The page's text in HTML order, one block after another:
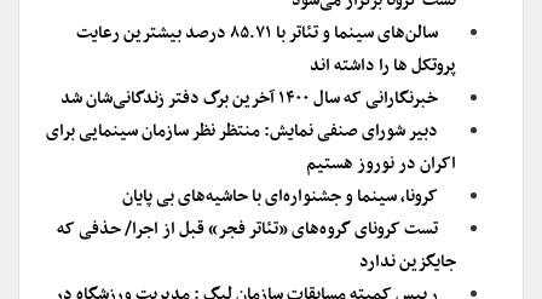
سالن‌های سینما و تئاتر با ۸۵.۷۱ درصد بیشترین رعایت
پروتکل ها را داشته اند
خبرنگارانی که سال ۱۴۰۰ آخرین برگ دفتر زندگانی‌شان شد
دبیر شورای صنفی نمایش: منتظر نظر سازمان سینمایی برای
اکران در نوروز هستیم
کرونا، سینما و جشنواره‌ای با حاشیه‌های بی پایان
تست کرونای گروه‌های «تئاتر فجر» قبل از اجرا/ حذفی که
جایگزین ندارد